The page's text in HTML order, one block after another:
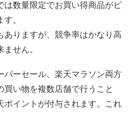
は数量限定でお買い得商品がピ
。
ありますが、競争率はかなり高
せん。
パーセール、楽天マラソン両方
買い物を複数店舗で行うこと
ポイントが付与されます。これ